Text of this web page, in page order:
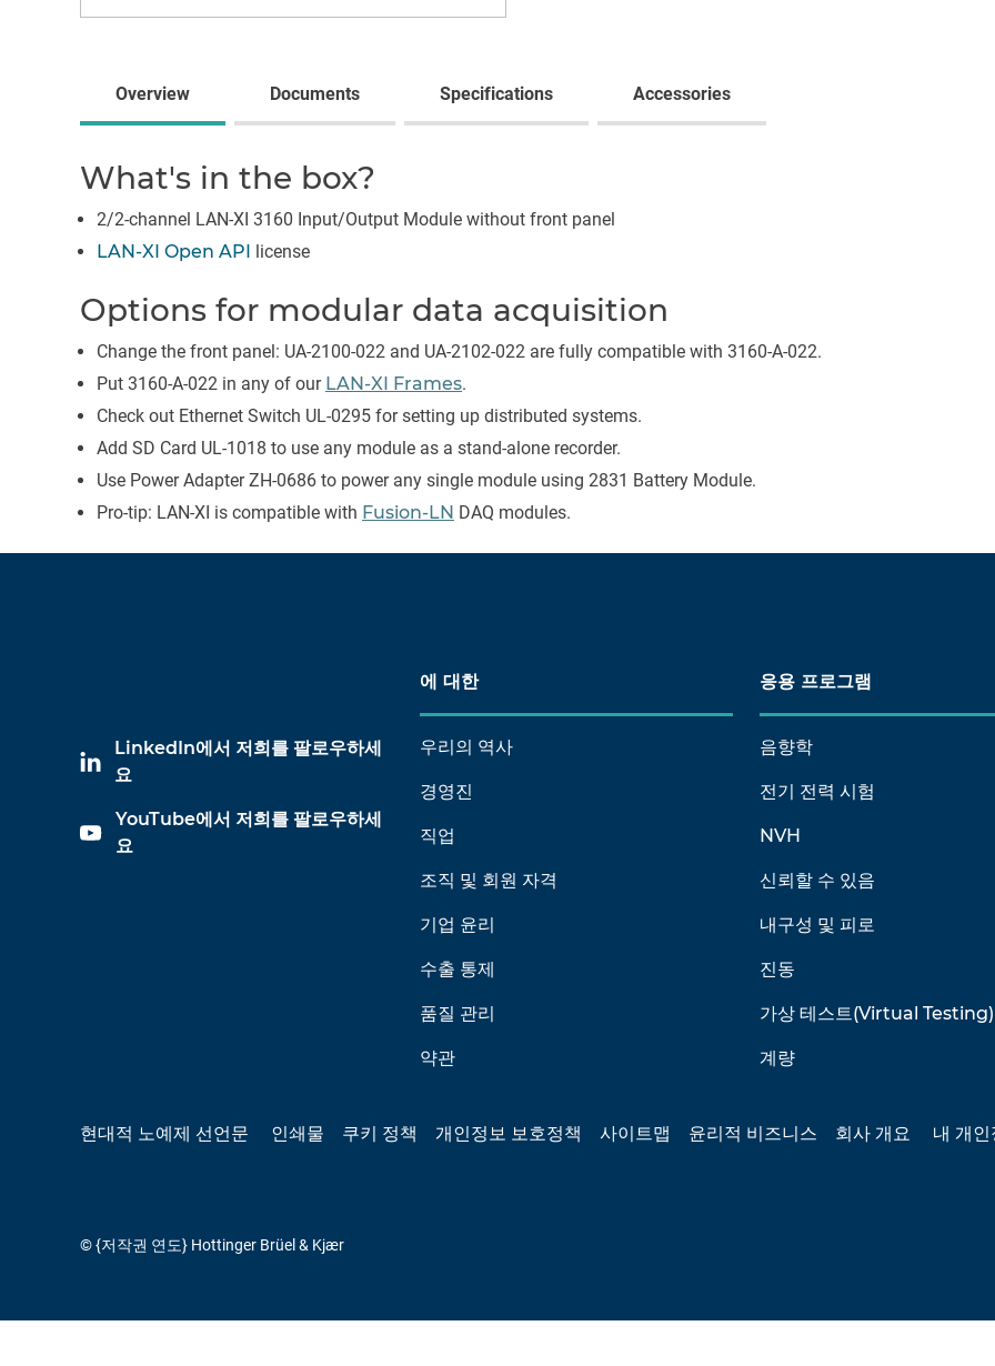
Overview Documents Specifications Accessories
What's in the box?
2/2-channel LAN-XI 3160 Input/Output Module without front panel
LAN-XI Open API license
Options for modular data acquisition
Change the front panel: UA-2100-022 and UA-2102-022 are fully compatible with 3160-A-022.
Put 3160-A-022 in any of our LAN-XI Frames.
Check out Ethernet Switch UL-0295 for setting up distributed systems.
Add SD Card UL-1018 to use any module as a stand-alone recorder.
Use Power Adapter ZH-0686 to power any single module using 2831 Battery Module.
Pro-tip: LAN-XI is compatible with Fusion-LN DAQ modules.
LinkedIn에서 저희를 팔로우하세
요
YouTube에서 저희를 팔로우하세
요
에 대한
우리의 역사
경영진
직업
조직 및 회원 자격
기업 윤리
수출 통제
품질 관리
약관
응용 프로그램
음향학
전기 전력 시험
NVH
신뢰할 수 있음
내구성 및 피로
진동
가상 테스트(Virtual Testing)
계량
현대적 노예제 선언문 인쇄물 쿠키 정책 개인정보 보호정책 사이트맵 윤리적 비즈니스 회사 개요 내 개
© {저작권 연도} Hottinger Brüel & Kjær